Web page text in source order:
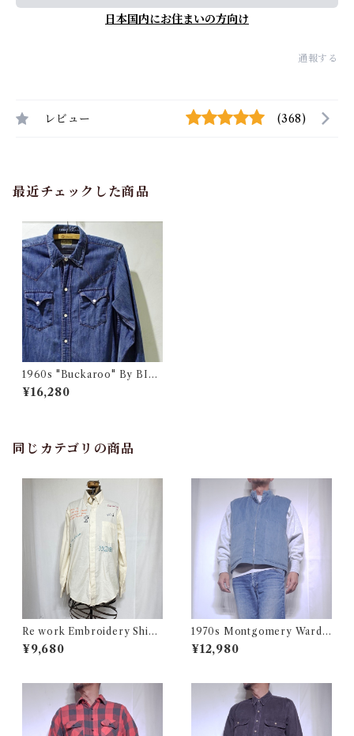
日本国内にお住まいの方向け
通報する
レビュー (368)
最近チェックした商品
1960s "Buckaroo" By BIG
SMITH Denim Shirt / ヴィ
ンテージ デニム ウェスターン
¥16,280
同じカテゴリの商品
Re work Embroidery Shirt
/ リワーク ハンド刺繍入り シ
ャツ 古着
¥9,680
1970s Montgomery Ward
PUT TOGETHERS Nylon S
ki Vest / 70年代 モンゴメリー
¥12,980